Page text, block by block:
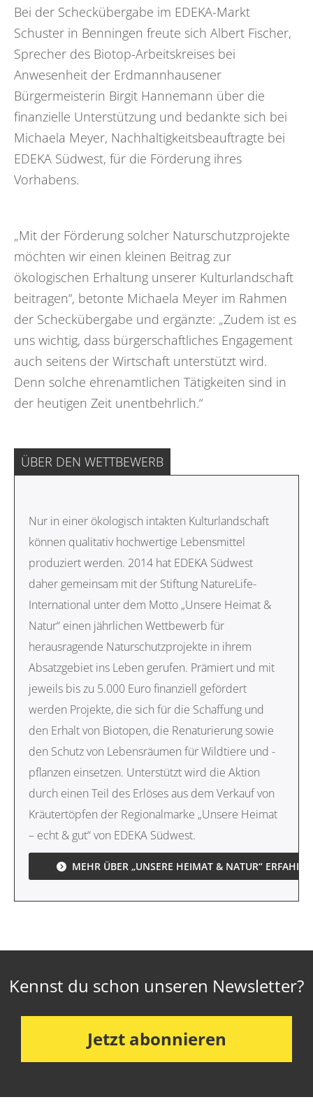
Bei der Scheckübergabe im EDEKA-Markt
Schuster in Benningen freute sich Albert Fischer,
Sprecher des Biotop-Arbeitskreises bei
Anwesenheit der Erdmannhausener
Bürgermeisterin Birgit Hannemann über die
finanzielle Unterstützung und bedankte sich bei
Michaela Meyer, Nachhaltigkeitsbeauftragte bei
EDEKA Südwest, für die Förderung ihres
Vorhabens.
„Mit der Förderung solcher Naturschutzprojekte
möchten wir einen kleinen Beitrag zur
ökologischen Erhaltung unserer Kulturlandschaft
beitragen“, betonte Michaela Meyer im Rahmen
der Scheckübergabe und ergänzte: „Zudem ist es
uns wichtig, dass bürgerschaftliches Engagement
auch seitens der Wirtschaft unterstützt wird.
Denn solche ehrenamtlichen Tätigkeiten sind in
der heutigen Zeit unentbehrlich.“
ÜBER DEN WETTBEWERB
Nur in einer ökologisch intakten Kulturlandschaft
können qualitativ hochwertige Lebensmittel
produziert werden. 2014 hat EDEKA Südwest
daher gemeinsam mit der Stiftung NatureLife-
International unter dem Motto „Unsere Heimat &
Natur“ einen jährlichen Wettbewerb für
herausragende Naturschutzprojekte in ihrem
Absatzgebiet ins Leben gerufen. Prämiert und mit
jeweils bis zu 5.000 Euro finanziell gefördert
werden Projekte, die sich für die Schaffung und
den Erhalt von Biotopen, die Renaturierung sowie
den Schutz von Lebensräumen für Wildtiere und -
pflanzen einsetzen. Unterstützt wird die Aktion
durch einen Teil des Erlöses aus dem Verkauf von
Kräutertöpfen der Regionalmarke „Unsere Heimat
– echt & gut“ von EDEKA Südwest.
MEHR ÜBER „UNSERE HEIMAT & NATUR“
Kennst du schon unseren Newsletter?
Jetzt abonnieren